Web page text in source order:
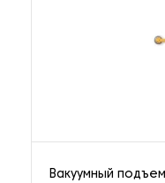
Вакуумный